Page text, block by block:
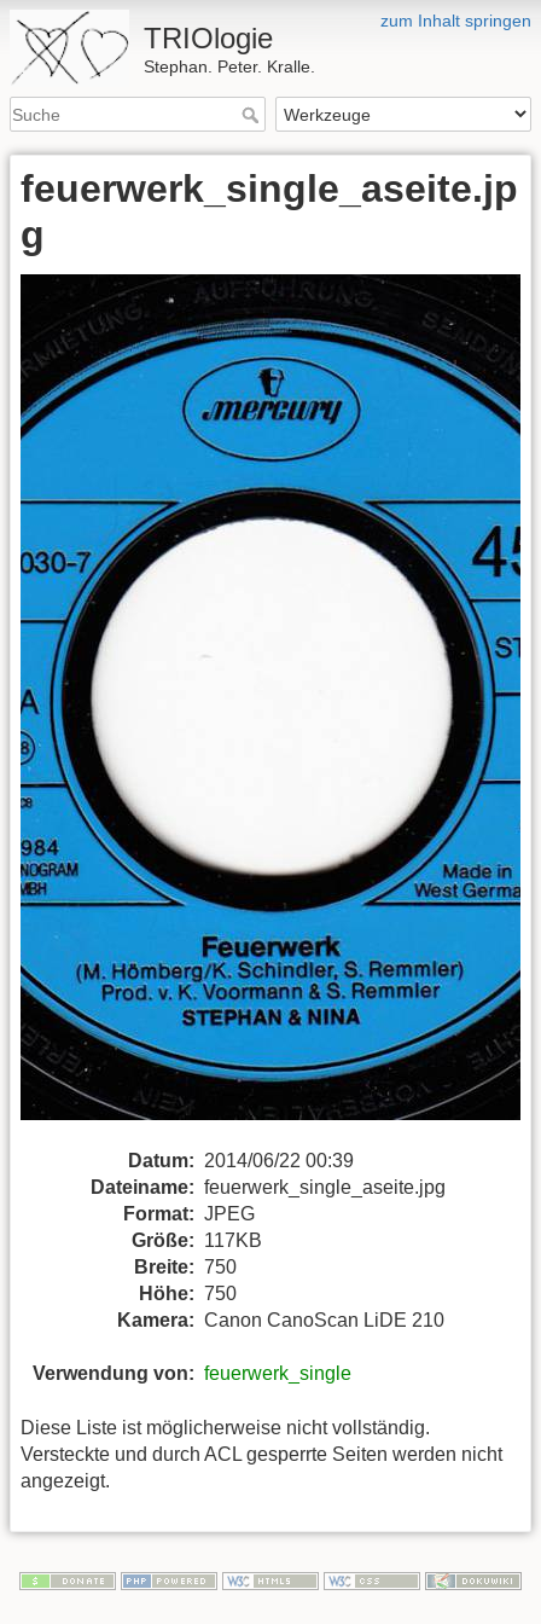
zum Inhalt springen
TRIOlogie
Stephan. Peter. Kralle.
feuerwerk_single_aseite.jp
g
Datum: 2014/06/22 00:39
Dateiname: feuerwerk_single_aseite.jpg
Format: JPEG
Größe: 117KB
Breite: 750
Höhe: 750
Kamera: Canon CanoScan LiDE 210
Verwendung von: feuerwerk_single
Diese Liste ist möglicherweise nicht vollständig.
Versteckte und durch ACL gesperrte Seiten werden nicht
angezeigt.